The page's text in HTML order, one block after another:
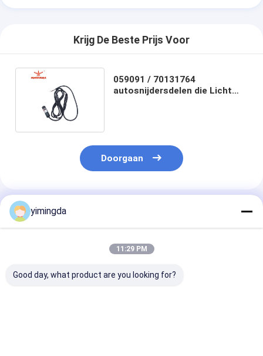
Krijg De Beste Prijs Voor
059091 / 70131764
autosnijdersdelen die Licht
Doorgaan
Geadviseerde Producten
yimingda
11:29 PM
Good day, what product are you looking for?